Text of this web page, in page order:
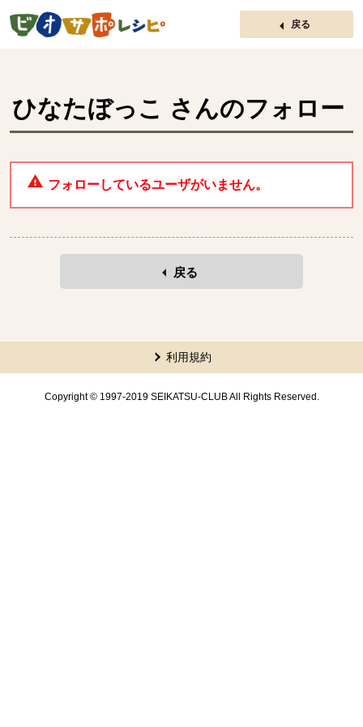
ページの先頭です。
戻る
ひなたぼっこ さんのフォロー
フォローしているユーザがいません。
戻る
ここから共通フッターメニューです。
利用規約
Copyright © 1997-2019 SEIKATSU-CLUB All Rights Reserved.